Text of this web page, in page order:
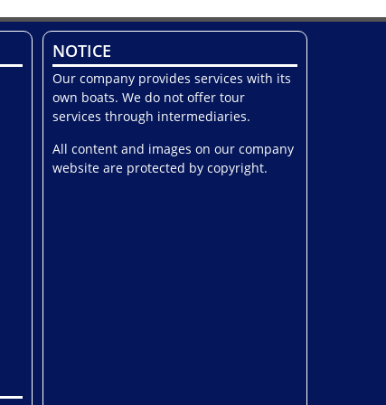
NOTICE
Our company provides services with its
own boats. We do not offer tour
services through intermediaries.
All content and images on our company
website are protected by copyright.